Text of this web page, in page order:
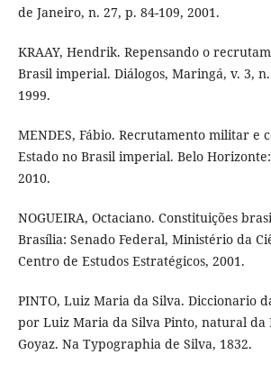
de Janeiro, n. 27, p. 84-109, 2001.
KRAAY, Hendrik. Repensando o
Brasil imperial. Diálogos, Maringá, v. 3, n.
1999.
MENDES, Fábio. Recrutamento militar e
Estado no Brasil imperial. Belo
2010.
NOGUEIRA, Octaciano. Constituições
Brasília: Senado Federal, Ministério da
Centro de Estudos Estratégicos, 2001.
PINTO, Luiz Maria da Silva. Diccionario
por Luiz Maria da Silva Pinto, natural da
Goyaz. Na Typographia de Silva, 1832.